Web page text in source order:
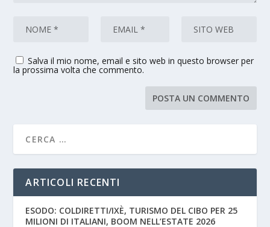
Salva il mio nome, email e sito web in questo browser per
la prossima volta che commento.
ARTICOLI RECENTI
ESODO: COLDIRETTI/IXÈ, TURISMO DEL CIBO PER 25
MILIONI DI ITALIANI, BOOM NELL’ESTATE 2026